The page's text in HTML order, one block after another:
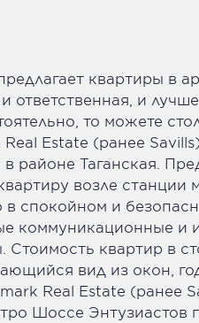
квартиры в
ответственная, и
то можете
Estate (ранее
районе Таганская.
возле
спокойном и
коммуникационные и
квартир в
вид из окон,
Real Estate (ранее
Шоссе Энтузиастов